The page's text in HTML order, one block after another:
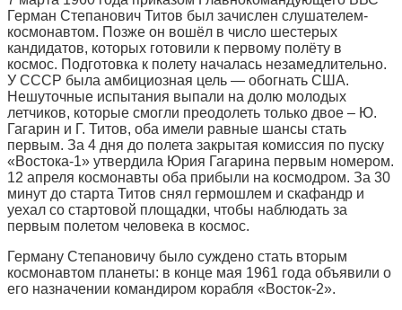
Герман Степанович Титов был зачислен слушателем-
космонавтом. Позже он вошёл в число шестерых
кандидатов, которых готовили к первому полёту в
космос. Подготовка к полету началась незамедлительно.
У СССР была амбициозная цель — обогнать США.
Нешуточные испытания выпали на долю молодых
летчиков, которые смогли преодолеть только двое – Ю.
Гагарин и Г. Титов, оба имели равные шансы стать
первым. За 4 дня до полета закрытая комиссия по пуску
«Востока-1» утвердила Юрия Гагарина первым номером.
12 апреля космонавты оба прибыли на космодром. За 30
минут до старта Титов снял гермошлем и скафандр и
уехал со стартовой площадки, чтобы наблюдать за
первым полетом человека в космос.
Герману Степановичу было суждено стать вторым
космонавтом планеты: в конце мая 1961 года объявили о
его назначении командиром корабля «Восток-2».